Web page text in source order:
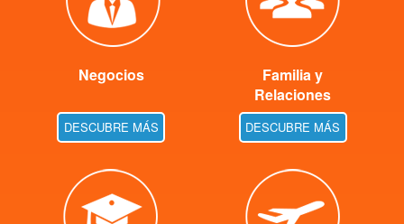
Negocios
DESCUBRE MÁS
Familia y
Relaciones
DESCUBRE MÁS